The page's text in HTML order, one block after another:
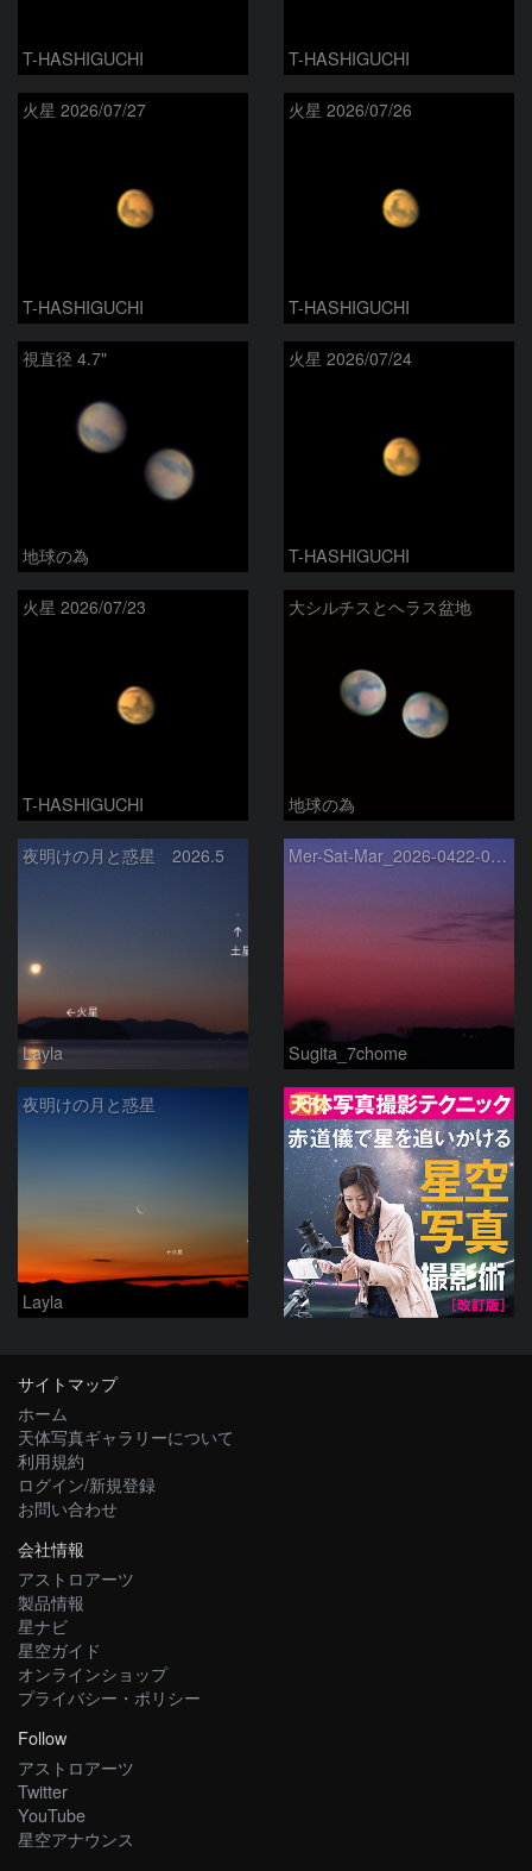
T-HASHIGUCHI T-HASHIGUCHI
火星 2026/07/27
T-HASHIGUCHI
火星 2026/07/26
T-HASHIGUCHI
視直径 4.7"
地球の為
火星 2026/07/24
T-HASHIGUCHI
火星 2026/07/23
T-HASHIGUCHI
大シルチスとヘラス盆地
地球の為
夜明けの月と惑星 2026.5
Layla
Mer-Sat-Mar_2026-0422-0430
Sugita_7chome
夜明けの月と惑星
Layla
PR
サイトマップ
ホーム
天体写真ギャラリーについて
利用規約
ログイン/新規登録
お問い合わせ
会社情報
アストロアーツ
製品情報
星ナビ
星空ガイド
オンラインショップ
プライバシー・ポリシー
Follow
アストロアーツ
Twitter
YouTube
星空アナウンス